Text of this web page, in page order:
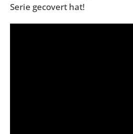
Serie gecovert hat!